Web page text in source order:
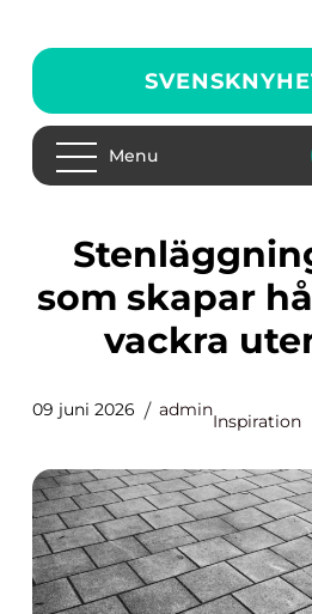
Menu
Stenläggning i Gävle
som skapar
vackra
09 juni 2026 admin
Inspiration